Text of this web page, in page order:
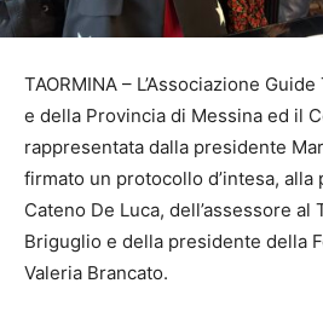
TAORMINA – L’Associazione
e della Provincia di Messina ed il
rappresentata dalla presidente
firmato un protocollo d’intesa, alla
Cateno De Luca, dell’assessore al
Briguglio e della presidente della
Valeria Brancato.